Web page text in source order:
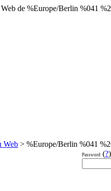
de %Europe/Berlin %041
Web > %Europe/Berlin %041
Password (?)